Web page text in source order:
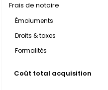
Frais de notaire
Émoluments
Droits & taxes
Formalités
Coût total acquisition